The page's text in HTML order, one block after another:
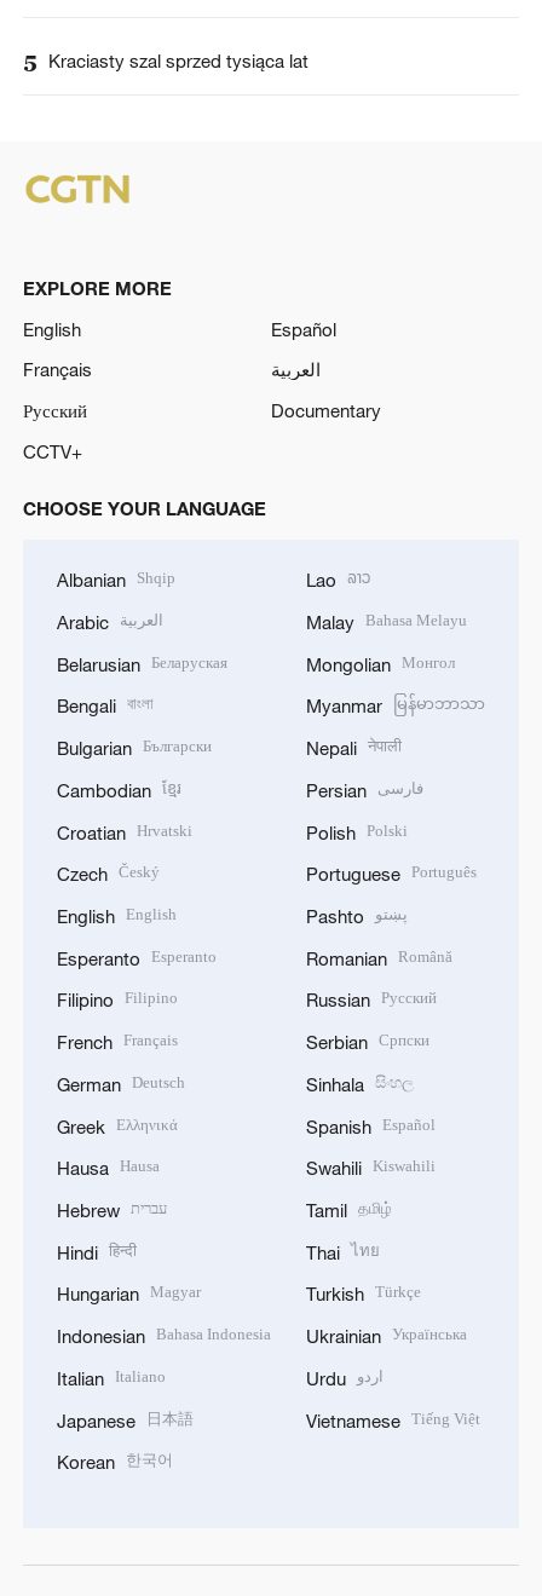
5 Kraciasty szal sprzed tysiąca lat
EXPLORE MORE
English
Español
Français
العربية
Русский
Documentary
CCTV+
CHOOSE YOUR LANGUAGE
Albanian Shqip
Arabic العربية
Belarusian Беларуская
Bengali বাংলা
Bulgarian Български
Cambodian ខ្មែរ
Croatian Hrvatski
Czech Český
English English
Esperanto Esperanto
Filipino Filipino
French Français
German Deutsch
Greek Ελληνικά
Hausa Hausa
Hebrew עברית
Hindi हिन्दी
Hungarian Magyar
Indonesian Bahasa Indonesia
Italian Italiano
Japanese 日本語
Korean 한국어
Lao ລາວ
Malay Bahasa Melayu
Mongolian Монгол
Myanmar မြန်မာဘာသာ
Nepali नेपाली
Persian فارسی
Polish Polski
Portuguese Português
Pashto پښتو
Romanian Română
Russian Русский
Serbian Српски
Sinhala සිංහල
Spanish Español
Swahili Kiswahili
Tamil தமிழ்
Thai ไทย
Turkish Türkçe
Ukrainian Українська
Urdu اردو
Vietnamese Tiếng Việt